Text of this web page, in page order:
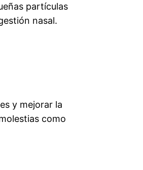
partículas
nasal.
y mejorar la
como